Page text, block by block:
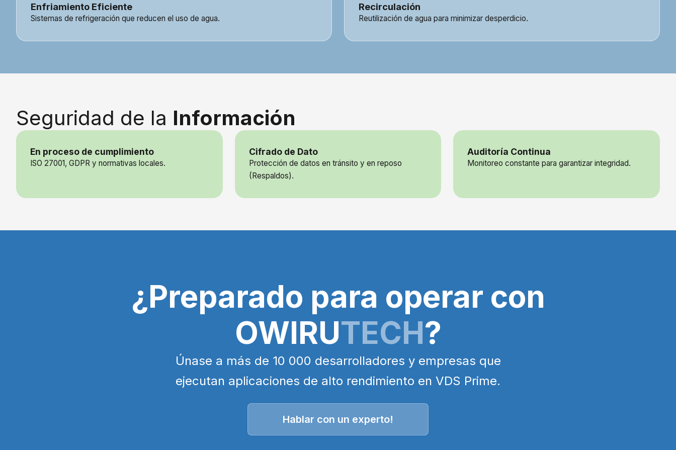
Enfriamiento Eficiente
Sistemas de refrigeración que reducen el uso de agua.
Recirculación
Reutilización de agua para minimizar desperdicio.
Seguridad de la Información
En proceso de cumplimiento
ISO 27001, GDPR y normativas locales.
Cifrado de Dato
Protección de datos en tránsito y en reposo
(Respaldos).
Auditoría Continua
Monitoreo constante para garantizar integridad.
¿Preparado para operar con
OWIRUTECH?
Únase a más de 10 000 desarrolladores y empresas que
ejecutan aplicaciones de alto rendimiento en VDS Prime.
Hablar con un experto!